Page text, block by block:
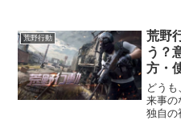
バトル
野行動
荒野行動
荒野
う？
方・
どう
来事の
独自の